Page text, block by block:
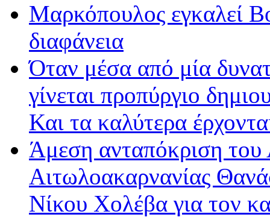
Μαρκόπουλος εγκαλεί
διαφάνεια
Όταν μέσα από μία
γίνεται προπύργιο
Και τα καλύτερα
Άμεση ανταπόκριση του
Αιτωλοακαρνανίας
Νίκου Χολέβα για τον